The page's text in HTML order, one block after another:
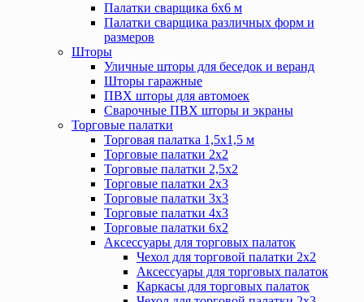
Палатки сварщика 6х6 м
Палатки сварщика различных форм и
размеров
Шторы
Уличные шторы для беседок и веранд
Шторы гаражные
ПВХ шторы для автомоек
Сварочные ПВХ шторы и экраны
Торговые палатки
Торговая палатка 1,5х1,5 м
Торговые палатки 2х2
Торговые палатки 2,5х2
Торговые палатки 2х3
Торговые палатки 3х3
Торговые палатки 4х3
Торговые палатки 6х2
Аксессуары для торговых палаток
Чехол для торговой палатки 2х2
Аксессуары для торговых палаток
Каркасы для торговых палаток